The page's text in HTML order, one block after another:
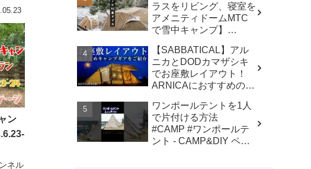
ン
ネル
ラスをリビング、寝室を
アメニティドームMTC
で雪中キャンプ】
#snowpeak - 坊主キャン
パー@キンボウズ
【SABBATICAL】アル
ニカとDODカマザシキ
でお座敷レイアウト！
ARNICAにおすすめのキ
キャンプ - SOTOASOBI
ワンポールテントを1人
で片付ける方法
#CAMP #ワンポールテ
ント - CAMP&DIY ペグ